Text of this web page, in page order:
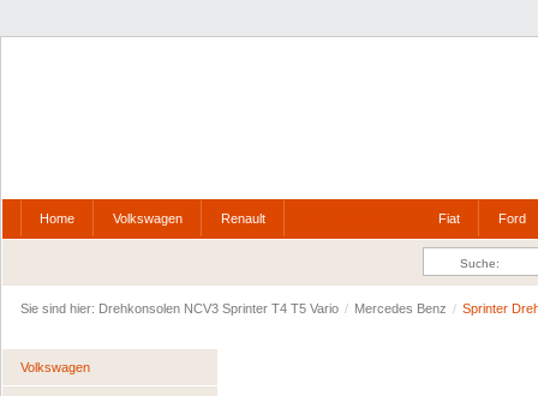
Home Volkswagen Renault Fiat Ford
Sie sind hier: Drehkonsolen NCV3 Sprinter T4 T5 Vario / Mercedes Benz / Sprinter
Volkswagen